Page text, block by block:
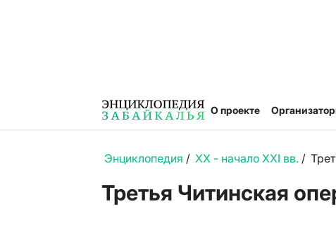
О проекте
Энциклопедия / XX - начало XXI вв. /
Третья Читинская